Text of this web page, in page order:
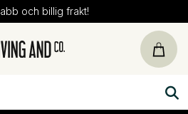
och billig frakt!